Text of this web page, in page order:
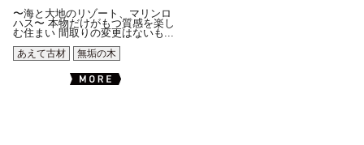
〜海と大地のリゾート、マリンロ
ハス〜 本物だけがもつ質感を楽し
む住まい 間取りの変更はないも...
あえて古材
無垢の木